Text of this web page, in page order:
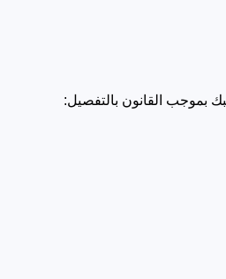
بموجب القانون بالتفصيل: